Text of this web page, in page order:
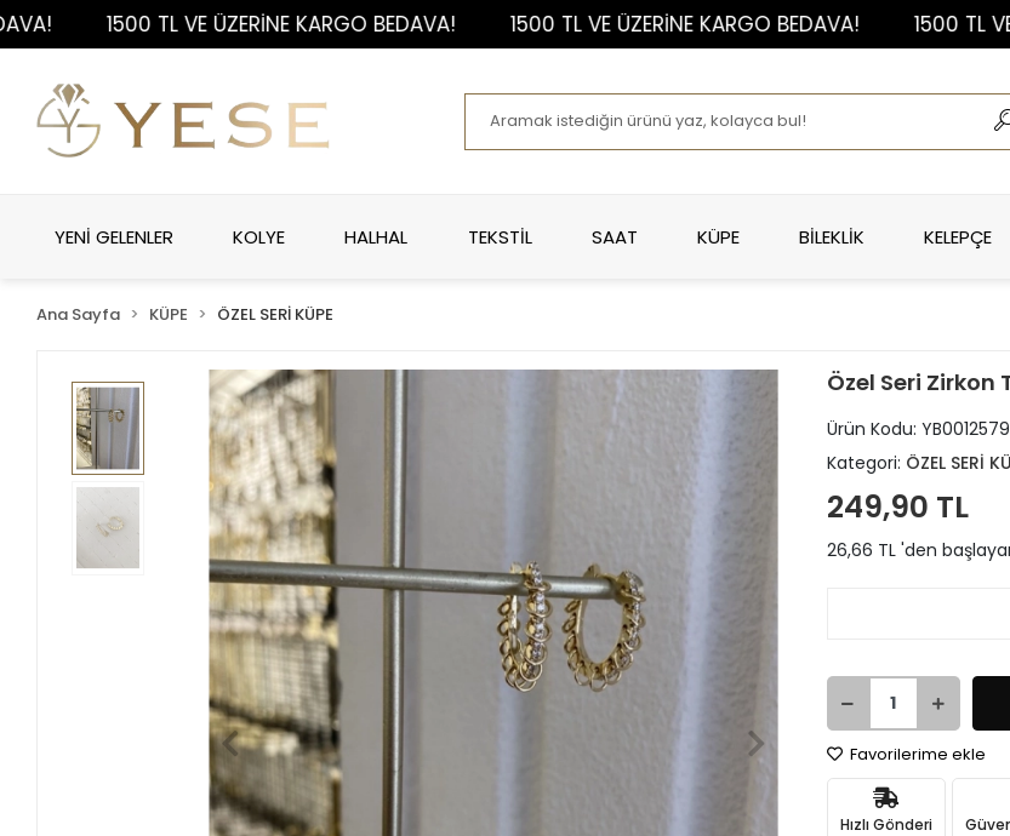
1500 TL VE ÜZERİNE KARGO BEDAVA! 1500 TL VE ÜZERİNE KARGO BEDAVA! 1500 TL VE
YENİ GELENLER KOLYE HALHAL TEKSTİL SAAT KÜPE BİLEKLİK KELEPÇE
Ana Sayfa KÜPE ÖZEL SERİ KÜPE
Özel Seri Zirkon
Ürün Kodu:
Kategori: ÖZEL SERİ
249,90 TL
26,66 TL 'den
Favorilerime ekle
Hızlı Gönderi